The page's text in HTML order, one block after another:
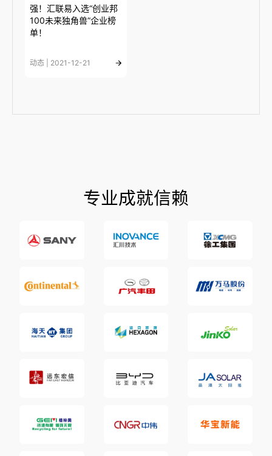
强！汇联易入选“创业邦
100未来独角兽”企业榜
单！
动态 | 2021-12-21
专业成就信赖